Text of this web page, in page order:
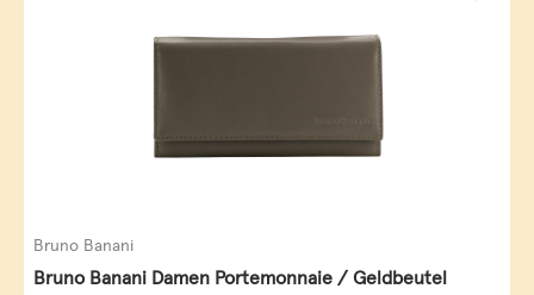
Bruno Banani
Bruno Banani Damen Portemonnaie / Geldbeutel